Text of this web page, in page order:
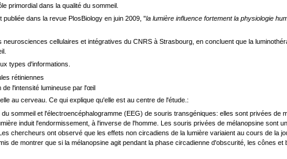
primordial dans la qualité du sommeil.
dans la revue PlosBiology en juin 2009, "la lumière influence fortement la physiologie
cellulaires et intégratives du CNRS à Strasbourg, en concluent que la
types d'informations.
rétiniennes
de l'intensité lumineuse par l'œil
au cerveau. Ce qui explique qu'elle est au centre de l'étude.:
sommeil et l'électroencéphalogramme (EEG) de souris transgéniques: elles sont privées de
induit l'endormissement, à l'inverse de l'homme. Les souris privées de mélanopsine sont
chercheurs ont observé que les effets non circadiens de la lumière variaient au cours de la
de montrer que si la mélanopsine agit pendant la phase circadienne d'obscurité, les cônes et